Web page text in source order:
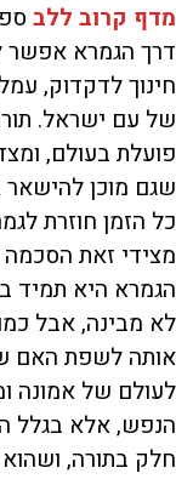
מדף קרוב ללב
דרך הגמרא אפשר
חינוך לדקדוק,
של עם ישראל.
פועלת בעולם,
שגם מוכן
כל הזמן חוזרת
מצידי זאת
הגמרא היא תמיד
לא מבינה, אבל
אותה לשפת האם
לעולם של אמונה
הנפש, אלא בגלל
חלק בתורה,